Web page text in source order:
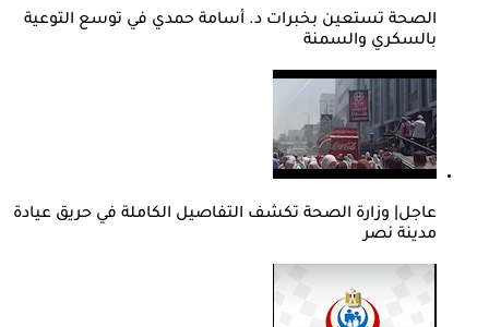
الصحة تستعين بخبرات د. أسامة حمدي في توسع التوعية
بالسكري والسمنة
عاجل| وزارة الصحة تكشف التفاصيل الكاملة في حريق عيادة
مدينة نصر